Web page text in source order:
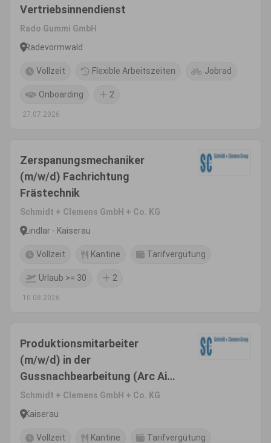
Vertriebsinnendienst
Rado Gummi GmbH
Radevormwald
Vollzeit Flexible Arbeitszeiten Jobrad
Onboarding 2
27.07.2026
Zerspanungsmechaniker
(m/w/d) Fachrichtung
Frästechnik
Schmidt + Clemens GmbH + Co. KG
Lindlar - Kaiserau
Vollzeit Kantine Tarifvergütung
Urlaub >= 30 2
10.08.2026
Produktionsmitarbeiter
(m/w/d) in der
Gussnachbearbeitung (Arc Air
Brennen)
Schmidt + Clemens GmbH + Co. KG
Kaiserau
Vollzeit Kantine Tarifvergütung